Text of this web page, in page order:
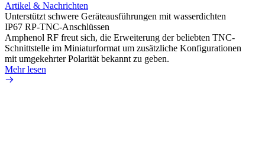
Artikel & Nachrichten
Unterstützt schwere Geräteausführungen mit wasserdichten
IP67 RP-TNC-Anschlüssen
Amphenol RF freut sich, die Erweiterung der beliebten TNC-
Schnittstelle im Miniaturformat um zusätzliche Konfigurationen
mit umgekehrter Polarität bekannt zu geben.
Mehr lesen